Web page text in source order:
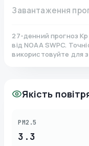
Завантаження
27-денний прогноз
від NOAA SWPC.
використовуйте для
Якість
PM2.5
3.3